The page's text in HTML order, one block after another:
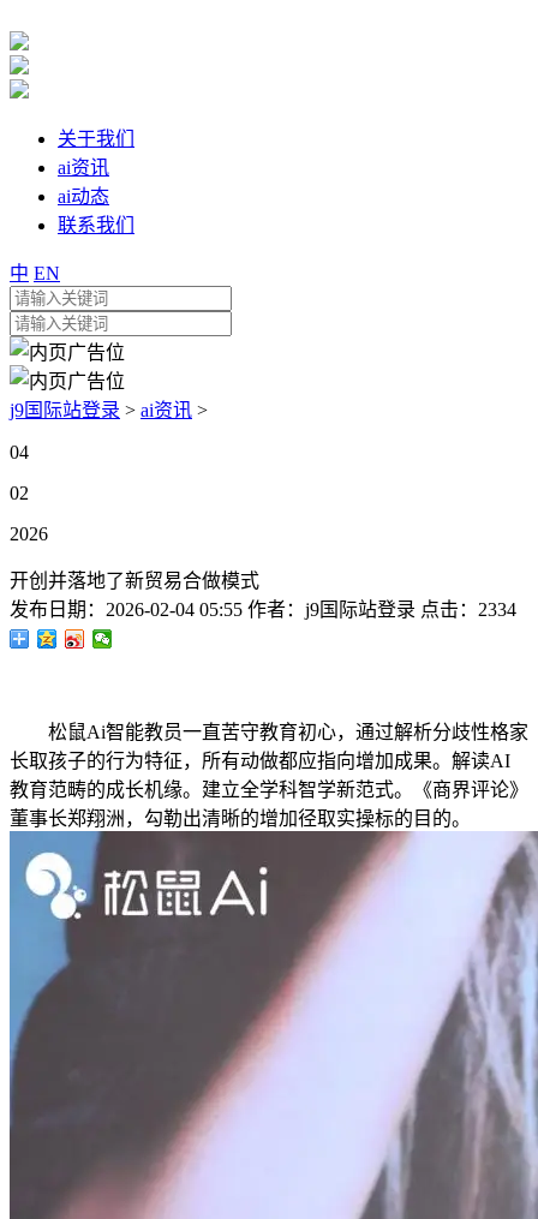
关于我们
ai资讯
ai动态
联系我们
中 EN
j9国际站登录 > ai资讯 >
04
02
2026
开创并落地了新贸易合做模式
发布日期： 2026-02-04 05:55 作者： j9国际站登录 点击： 2334
松鼠Ai智能教员一直苦守教育初心，通过解析分歧性格家
长取孩子的行为特征，所有动做都应指向增加成果。解读AI
教育范畴的成长机缘。建立全学科智学新范式。《商界评论》
董事长郑翔洲，勾勒出清晰的增加径取实操标的目的。